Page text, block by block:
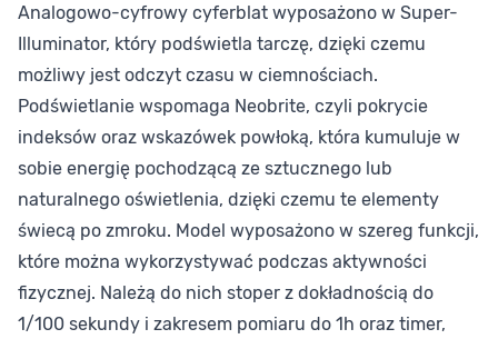
Analogowo-cyfrowy cyferblat wyposażono w Super-
Illuminator, który podświetla tarczę, dzięki czemu
możliwy jest odczyt czasu w ciemnościach.
Podświetlanie wspomaga Neobrite, czyli pokrycie
indeksów oraz wskazówek powłoką, która kumuluje w
sobie energię pochodzącą ze sztucznego lub
naturalnego oświetlenia, dzięki czemu te elementy
świecą po zmroku. Model wyposażono w szereg funkcji,
które można wykorzystywać podczas aktywności
fizycznej. Należą do nich stoper z dokładnością do
1/100 sekundy i zakresem pomiaru do 1h oraz timer,